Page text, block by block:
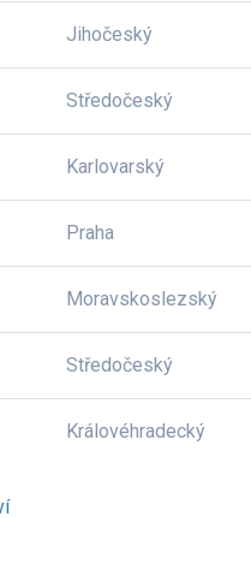
Jihočeský
Středočeský
Karlovarský
Praha
Moravskoslezský
Středočeský
Královéhradecký